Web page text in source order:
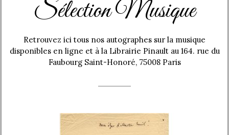
Sélection Musique
Retrouvez ici tous nos autographes sur la musique
disponibles en ligne et à la Librairie Pinault au 164. rue du
Faubourg Saint-Honoré, 75008 Paris